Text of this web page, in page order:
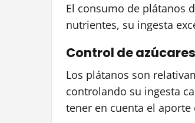
El consumo de plátanos
nutrientes, su ingesta
Control de
Los plátanos son
controlando su ingesta
tener en cuenta el